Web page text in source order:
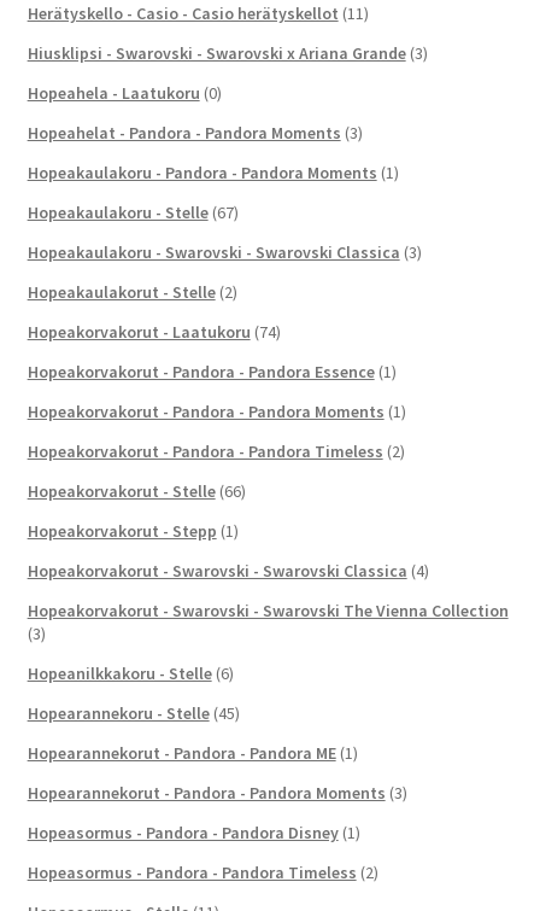
Herätyskello - Casio - Casio herätyskellot (11)
Hiusklipsi - Swarovski - Swarovski x Ariana Grande (3)
Hopeahela - Laatukoru (0)
Hopeahelat - Pandora - Pandora Moments (3)
Hopeakaulakoru - Pandora - Pandora Moments (1)
Hopeakaulakoru - Stelle (67)
Hopeakaulakoru - Swarovski - Swarovski Classica (3)
Hopeakaulakorut - Stelle (2)
Hopeakorvakorut - Laatukoru (74)
Hopeakorvakorut - Pandora - Pandora Essence (1)
Hopeakorvakorut - Pandora - Pandora Moments (1)
Hopeakorvakorut - Pandora - Pandora Timeless (2)
Hopeakorvakorut - Stelle (66)
Hopeakorvakorut - Stepp (1)
Hopeakorvakorut - Swarovski - Swarovski Classica (4)
Hopeakorvakorut - Swarovski - Swarovski The Vienna Collection
(3)
Hopeanilkkakoru - Stelle (6)
Hopearannekoru - Stelle (45)
Hopearannekorut - Pandora - Pandora ME (1)
Hopearannekorut - Pandora - Pandora Moments (3)
Hopeasormus - Pandora - Pandora Disney (1)
Hopeasormus - Pandora - Pandora Timeless (2)